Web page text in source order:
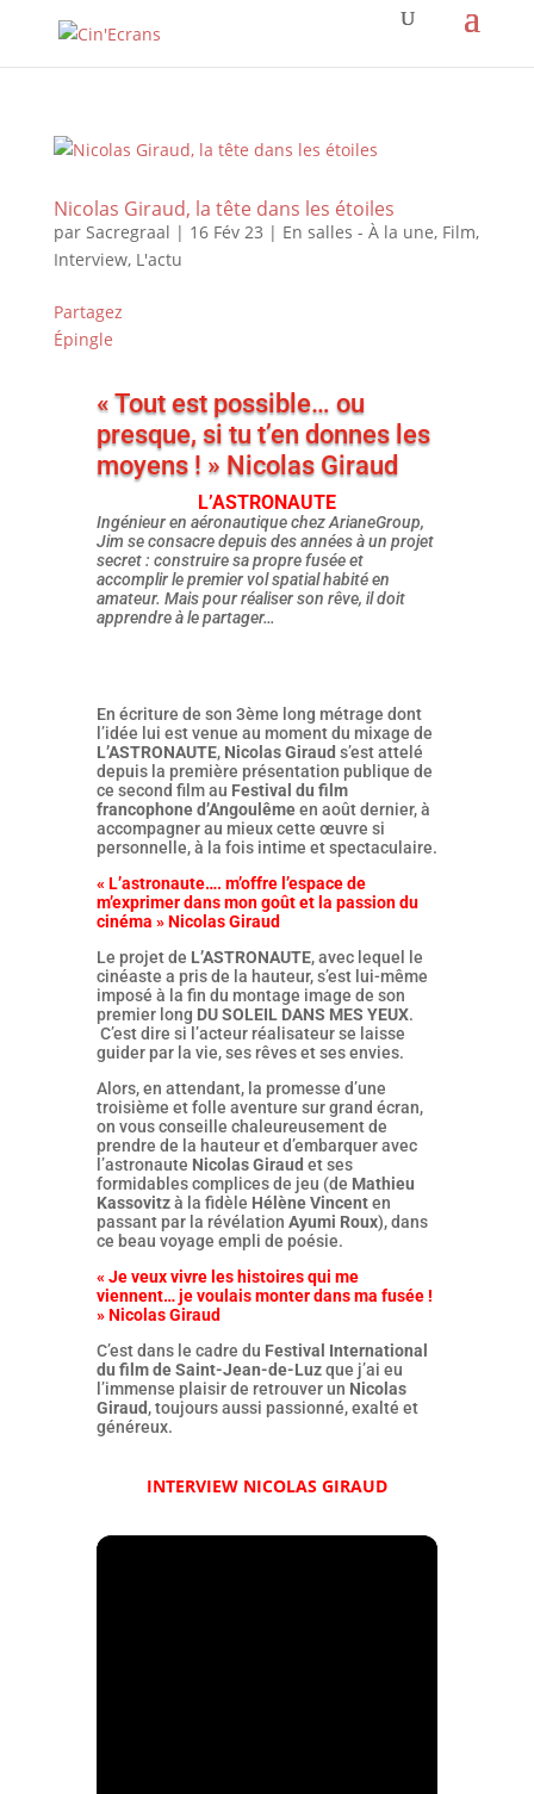
Nicolas Giraud, la tête dans les étoiles
par Sacregraal | 16 Fév 23 | En salles - À la une, Film,
Interview, L'actu
Partagez
Épingle
« Tout est possible… ou
presque, si tu t’en donnes les
moyens ! » Nicolas Giraud
L’ASTRONAUTE
Ingénieur en aéronautique chez ArianeGroup,
Jim se consacre depuis des années à un projet
secret : construire sa propre fusée et
accomplir le premier vol spatial habité en
amateur. Mais pour réaliser son rêve, il doit
apprendre à le partager…
En écriture de son 3ème long métrage dont
l’idée lui est venue au moment du mixage de
L’ASTRONAUTE, Nicolas Giraud s’est attelé
depuis la première présentation publique de
ce second film au Festival du film
francophone d’Angoulêmeen août dernier, à
accompagner au mieux cette œuvre si
personnelle, à la fois intime et spectaculaire.
« L’astronaute…. m’offre l’espace de
m’exprimer dans mon goût et la passion du
cinéma » Nicolas Giraud
Le projet de L’ASTRONAUTE, avec lequel le
cinéaste a pris de la hauteur, s’est lui-même
imposé à la fin du montage image de son
premier long DU SOLEIL DANS MES YEUX.
C’est dire si l’acteur réalisateur se laisse
guider par la vie, ses rêves et ses envies.
Alors, en attendant, la promesse d’une
troisième et folle aventure sur grand écran,
on vous conseille chaleureusement de
prendre de la hauteur et d’embarquer avec
l’astronaute Nicolas Giraud et ses
formidables complices de jeu (de Mathieu
Kassovitzà la fidèle Hélène Vincenten
passant par la révélation Ayumi Roux), dans
ce beau voyage empli de poésie.
« Je veux vivre les histoires qui me
viennent… je voulais monter dans ma fusée !
» Nicolas Giraud
C’est dans le cadre du Festival International
du film de Saint-Jean-de-Luzque j’ai eu
l’immense plaisir de retrouver un Nicolas
Giraud , toujours aussi passionné, exalté et
généreux.
INTERVIEW NICOLAS GIRAUD